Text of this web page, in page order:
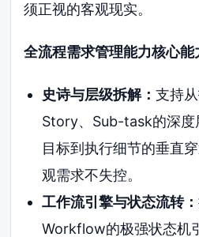
须正视的客观现实。
全流程需求管理能力核心能
史诗与层级拆解： 支持
Story、Sub-task的深度
目标到执行细节的垂直
观需求不失控。
工作流引擎与状态流转：
Workflow的极强状态机